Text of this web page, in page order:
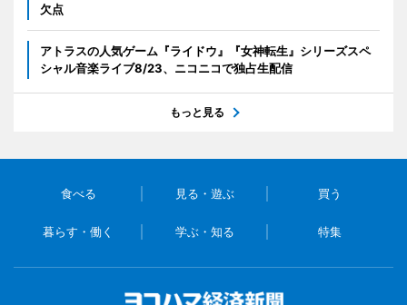
欠点
アトラスの人気ゲーム『ライドウ』『女神転生』シリーズスペ
シャル音楽ライブ8/23、ニコニコで独占生配信
もっと見る
食べる 見る・遊ぶ 買う
暮らす・働く 学ぶ・知る 特集